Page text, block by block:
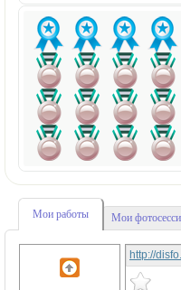
Мои работы Мои
http://